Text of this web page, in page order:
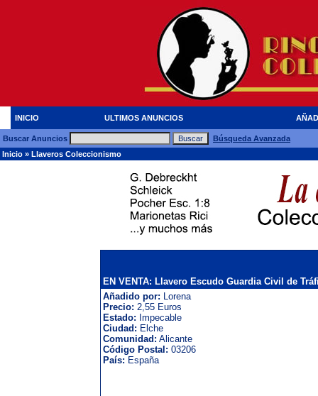
INICIO ULTIMOS ANUNCIOS
Buscar Anuncios
Búsqueda Avanzada
Inicio » Llaveros Coleccionismo
EN VENTA: Llavero Escudo Guardia Civil de
Añadido por: Lorena
Precio: 2,55 Euros
Estado: Impecable
Ciudad: Elche
Comunidad: Alicante
Código Postal: 03206
País: España